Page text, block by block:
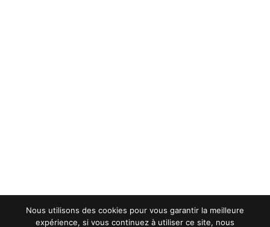
Nous utilisons des cookies pour vous garantir la meilleure
expérience, si vous continuez à utiliser ce site, nous